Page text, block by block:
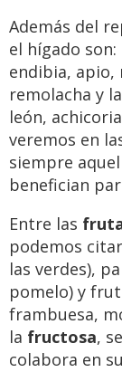
Además del
el hígado
endibia, apio,
remolacha y
león,
veremos en
siempre
benefician
Entre las
podemos
las verdes),
pomelo) y
frambuesa,
la fructosa,
colabora en